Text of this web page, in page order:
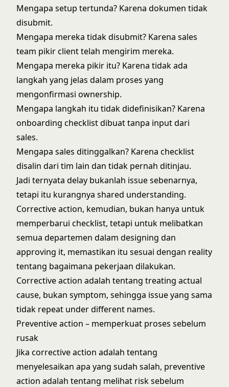
Mengapa setup tertunda? Karena dokumen tidak
disubmit.
Mengapa mereka tidak disubmit? Karena sales
team pikir client telah mengirim mereka.
Mengapa mereka pikir itu? Karena tidak ada
langkah yang jelas dalam proses yang
mengonfirmasi ownership.
Mengapa langkah itu tidak didefinisikan? Karena
onboarding checklist dibuat tanpa input dari
sales.
Mengapa sales ditinggalkan? Karena checklist
disalin dari tim lain dan tidak pernah ditinjau.
Jadi ternyata delay bukanlah issue sebenarnya,
tetapi itu kurangnya shared understanding.
Corrective action, kemudian, bukan hanya untuk
memperbarui checklist, tetapi untuk melibatkan
semua departemen dalam designing dan
approving it, memastikan itu sesuai dengan reality
tentang bagaimana pekerjaan dilakukan.
Corrective action adalah tentang treating actual
cause, bukan symptom, sehingga issue yang sama
tidak repeat under different names.
Preventive action – memperkuat proses sebelum
rusak
Jika corrective action adalah tentang
menyelesaikan apa yang sudah salah, preventive
action adalah tentang melihat risk sebelum